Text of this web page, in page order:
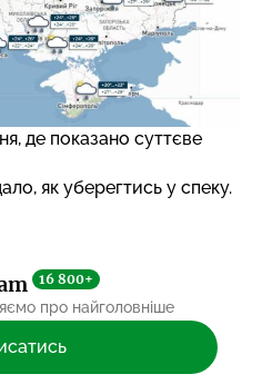
де показано суттєве
як уберегтись у спеку.
16 800+
про найголовніше